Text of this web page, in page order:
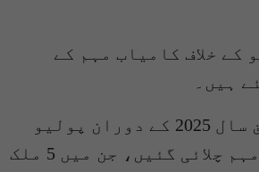
کے خلاف کامیاب مہم کے
ہیں۔
تفصیلات کے مطابق سال 2025 کے دوران پولیو
ویکسینیشن کی 6 مہم چلائی گئیں، جن میں 5 ملک